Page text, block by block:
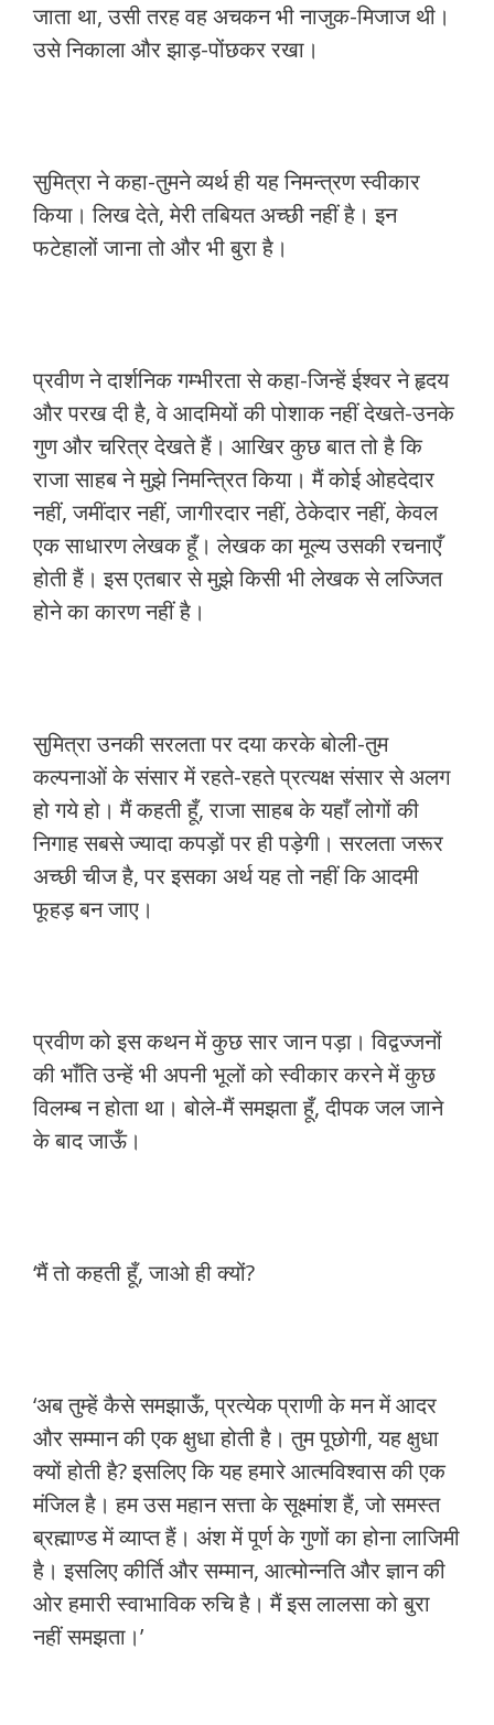
जाता था, उसी तरह वह अचकन भी नाजुक-मिजाज थी।
उसे निकाला और झाड़-पोंछकर रखा।
सुमित्रा ने कहा-तुमने व्यर्थ ही यह निमन्त्रण स्वीकार
किया। लिख देते, मेरी तबियत अच्छी नहीं है। इन
फटेहालों जाना तो और भी बुरा है।
प्रवीण ने दार्शनिक गम्भीरता से कहा-जिन्हें ईश्वर ने हृदय
और परख दी है, वे आदमियों की पोशाक नहीं देखते-उनके
गुण और चरित्र देखते हैं। आखिर कुछ बात तो है कि
राजा साहब ने मुझे निमन्त्रित किया। मैं कोई ओहदेदार
नहीं, जमींदार नहीं, जागीरदार नहीं, ठेकेदार नहीं, केवल
एक साधारण लेखक हूँ। लेखक का मूल्य उसकी रचनाएँ
होती हैं। इस एतबार से मुझे किसी भी लेखक से लज्जित
होने का कारण नहीं है।
सुमित्रा उनकी सरलता पर दया करके बोली-तुम
कल्पनाओं के संसार में रहते-रहते प्रत्यक्ष संसार से अलग
हो गये हो। मैं कहती हूँ, राजा साहब के यहाँ लोगों की
निगाह सबसे ज्यादा कपड़ों पर ही पड़ेगी। सरलता जरूर
अच्छी चीज है, पर इसका अर्थ यह तो नहीं कि आदमी
फूहड़ बन जाए।
प्रवीण को इस कथन में कुछ सार जान पड़ा। विद्वज्जनों
की भाँति उन्हें भी अपनी भूलों को स्वीकार करने में कुछ
विलम्ब न होता था। बोले-मैं समझता हूँ, दीपक जल जाने
के बाद जाऊँ।
‘मैं तो कहती हूँ, जाओ ही क्यों?
‘अब तुम्हें कैसे समझाऊँ, प्रत्येक प्राणी के मन में आदर
और सम्मान की एक क्षुधा होती है। तुम पूछोगी, यह क्षुधा
क्यों होती है? इसलिए कि यह हमारे आत्मविश्वास की एक
मंजिल है। हम उस महान सत्ता के सूक्ष्मांश हैं, जो समस्त
ब्रह्माण्ड में व्याप्त हैं। अंश में पूर्ण के गुणों का होना लाजिमी
है। इसलिए कीर्ति और सम्मान, आत्मोन्नति और ज्ञान की
ओर हमारी स्वाभाविक रुचि है। मैं इस लालसा को बुरा
नहीं समझता।’